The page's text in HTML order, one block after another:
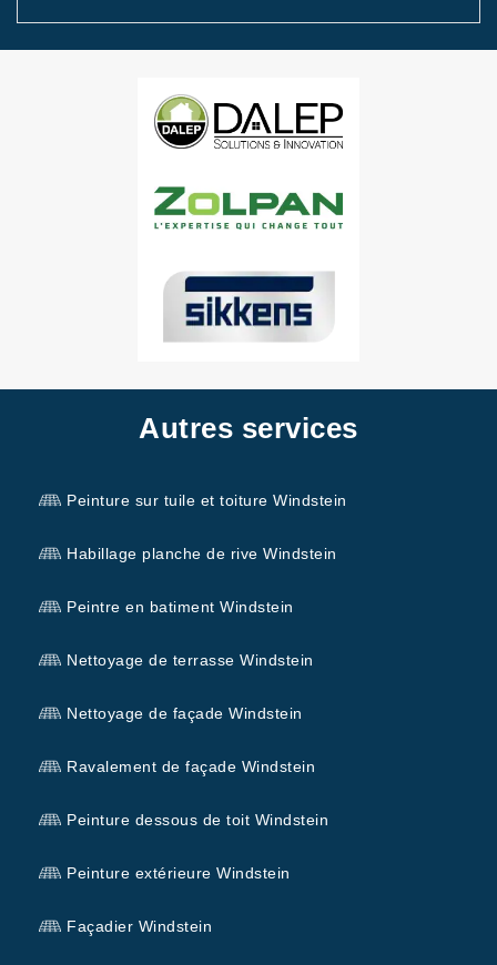
Autres services
Peinture sur tuile et toiture Windstein
Habillage planche de rive Windstein
Peintre en batiment Windstein
Nettoyage de terrasse Windstein
Nettoyage de façade Windstein
Ravalement de façade Windstein
Peinture dessous de toit Windstein
Peinture extérieure Windstein
Façadier Windstein